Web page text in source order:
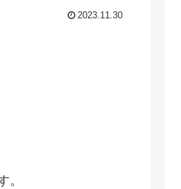
2023.11.30
。